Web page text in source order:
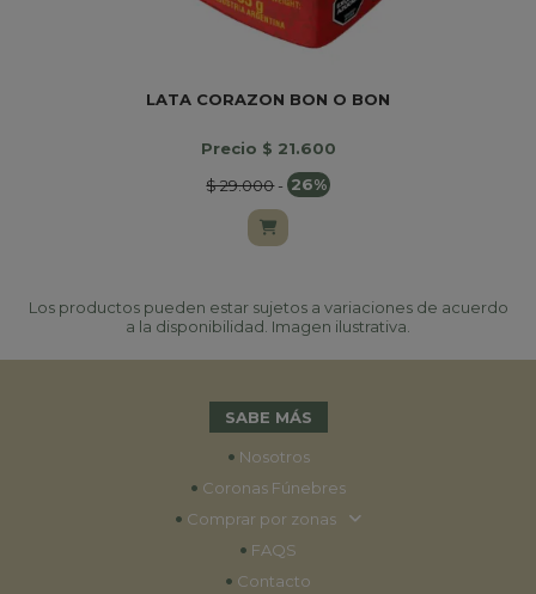
LATA CORAZON BON O BON
Precio $ 21.600
$ 29.000- 26%
Los productos pueden estar sujetos a variaciones de acuerdo
a la disponibilidad. Imagen ilustrativa.
SABE MÁS
• Nosotros
• Coronas Fúnebres
• Comprar por zonas
• FAQS
• Contacto